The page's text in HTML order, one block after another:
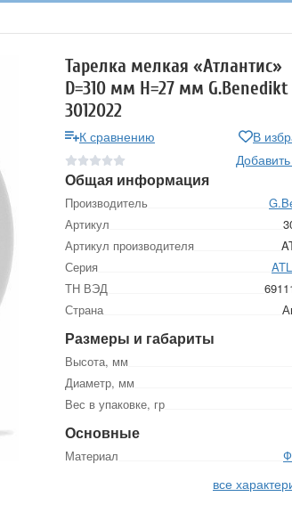
Тарелка мелкая «Атлантис»
D=310 мм H=27 мм G.Benedikt
3012022
К сравнению
В
Общая информация
Производитель
Артикул
Артикул производителя
Серия
ТН ВЭД
Страна
Размеры и габариты
Высота, мм
Диаметр, мм
Вес в упаковке, гр
Основные
Материал
все